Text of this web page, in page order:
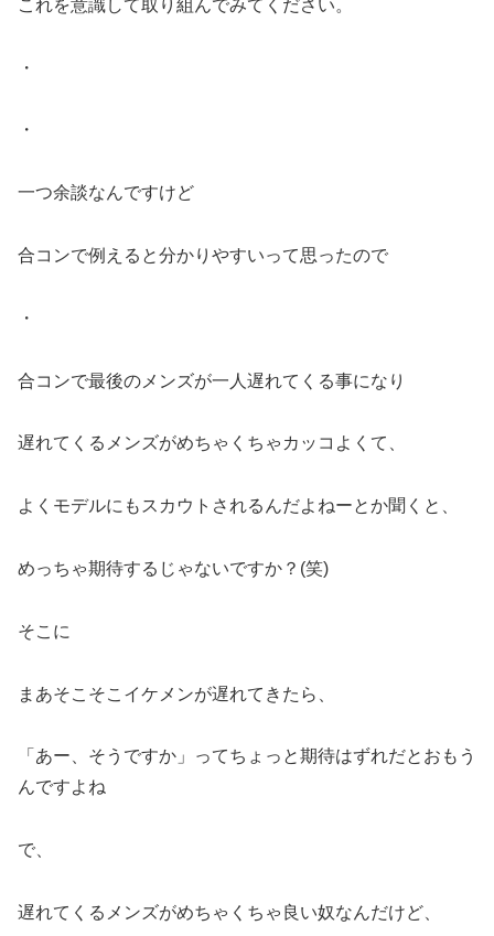
これを意識して取り組んでみてください。
・
・
一つ余談なんですけど
合コンで例えると分かりやすいって思ったので
・
合コンで最後のメンズが一人遅れてくる事になり
遅れてくるメンズがめちゃくちゃカッコよくて、
よくモデルにもスカウトされるんだよねーとか聞くと、
めっちゃ期待するじゃないですか？(笑)
そこに
まあそこそこイケメンが遅れてきたら、
「あー、そうですか」ってちょっと期待はずれだとおもう
んですよね
で、
遅れてくるメンズがめちゃくちゃ良い奴なんだけど、